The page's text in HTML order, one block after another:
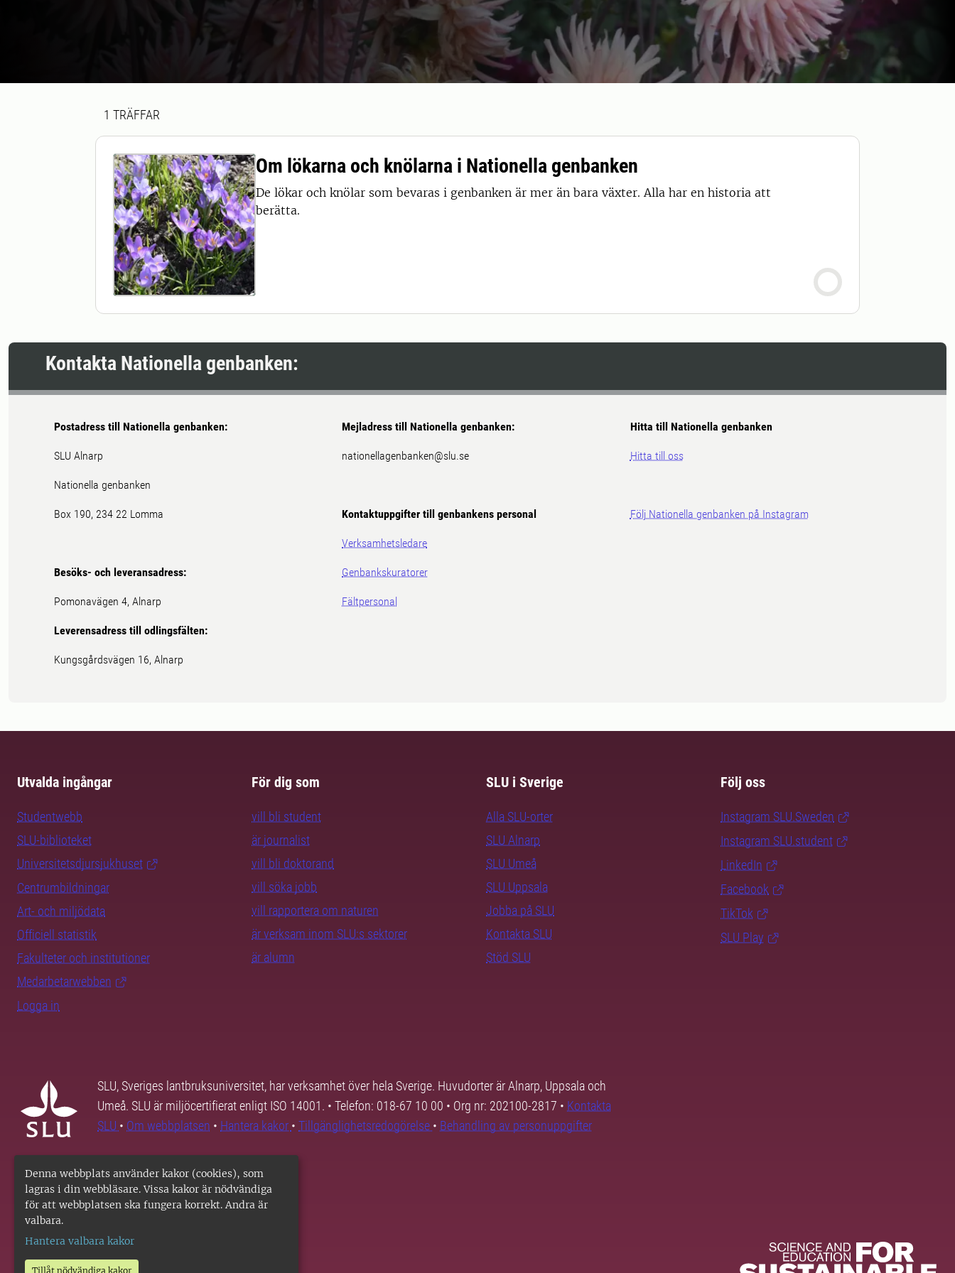
Denna webbplats använder kakor (cookies), som
lagras i din webbläsare. Vissa kakor är nödvändiga
för att webbplatsen ska fungera korrekt. Andra är
valbara.
Hantera valbara kakor
Tillåt nödvändiga kakor
Sökresultat
1 TRÄFFAR
Om lökarna och knölarna i Nationella genbanken
De lökar och knölar som bevaras i genbanken är mer än bara växter. Alla har en historia att
berätta.
Kontakta Nationella genbanken:
Postadress till Nationella genbanken:
SLU Alnarp
Nationella genbanken
Box 190, 234 22 Lomma
Besöks- och leveransadress:
Pomonavägen 4, Alnarp
Leverensadress till odlingsfälten:
Kungsgårdsvägen 16, Alnarp
Mejladress till Nationella genbanken:
nationellagenbanken@slu.se
Kontaktuppgifter till genbankens personal
Verksamhetsledare
Genbankskuratorer
Fältpersonal
Hitta till Nationella genbanken
Hitta till oss
Följ Nationella genbanken på Instagram
Utvalda ingångar
Studentwebb
SLU-biblioteket
Universitetsdjursjukhuset
Centrumbildningar
Art- och miljödata
Officiell statistik
Fakulteter och institutioner
Medarbetarwebben
Logga in
För dig som
vill bli student
är journalist
vill bli doktorand
vill söka jobb
vill rapportera om naturen
är verksam inom SLU:s sektorer
är alumn
SLU i Sverige
Alla SLU-orter
SLU Alnarp
SLU Umeå
SLU Uppsala
Jobba på SLU
Kontakta SLU
Stöd SLU
Följ oss
Instagram SLU.Sweden
Instagram SLU.student
LinkedIn
Facebook
TikTok
SLU Play
SLU, Sveriges lantbruksuniversitet, har verksamhet över hela Sverige. Huvudorter är Alnarp, Uppsala och
Umeå. SLU är miljöcertifierat enligt ISO 14001. • Telefon: 018-67 10 00 • Org nr: 202100-2817 • Kontakta
SLU • Om webbplatsen • Hantera kakor • Tillgänglighetsredogörelse • Behandling av personuppgifter